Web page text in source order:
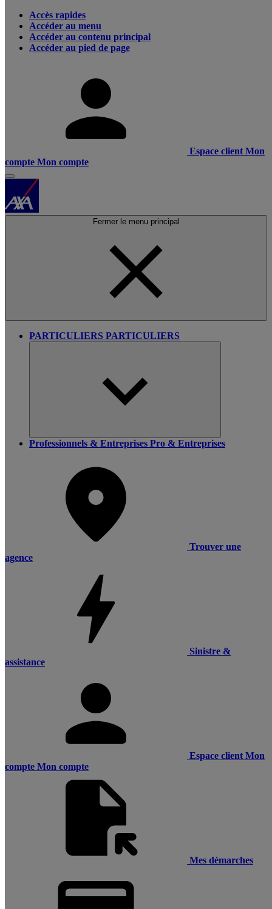
Accès rapides
Accéder au menu
Accéder au contenu principal
Accéder au pied de page
Espace client Mon
compte Mon compte
Fermer le menu principal
PARTICULIERS PARTICULIERS
Professionnels & Entreprises Pro & Entreprises
Trouver une
agence
Sinistre &
assistance
Espace client Mon
compte Mon compte
Mes démarches